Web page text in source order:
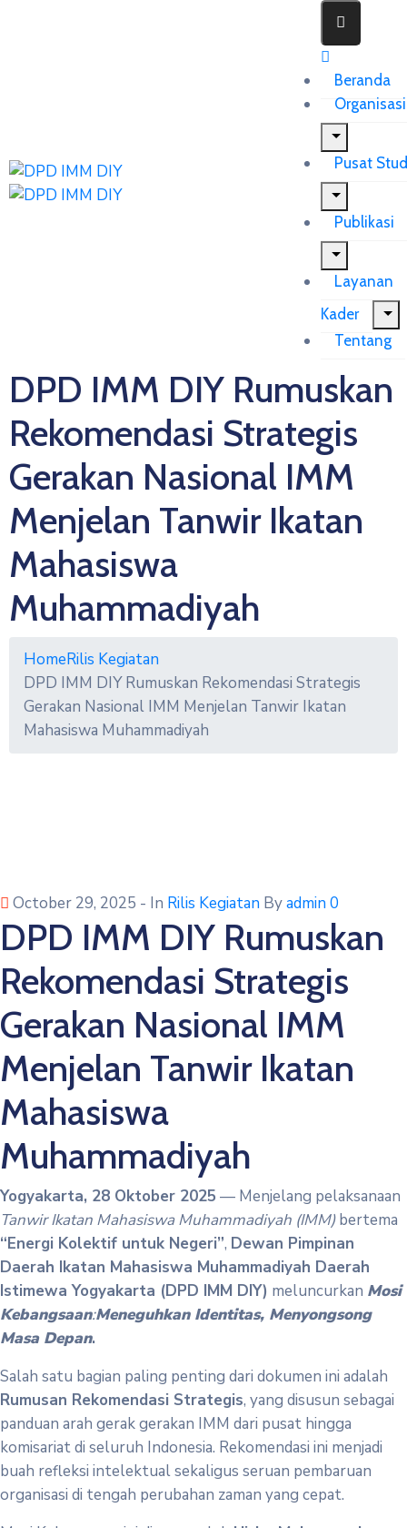
Beranda
Organisasi
Pusat
Publikasi
Layanan
Kader
Tentang
DPD IMM DIY Rumuskan
Rekomendasi Strategis
Gerakan Nasional IMM
Menjelan Tanwir Ikatan
Mahasiswa
Muhammadiyah
HomeRilis Kegiatan
DPD IMM DIY Rumuskan Rekomendasi Strategis
Gerakan Nasional IMM Menjelan Tanwir Ikatan
Mahasiswa Muhammadiyah
October 29, 2025 - In Rilis Kegiatan Byadmin0
DPD IMM DIY Rumuskan
Rekomendasi Strategis
Gerakan Nasional IMM
Menjelan Tanwir Ikatan
Mahasiswa
Muhammadiyah
Yogyakarta, 28 Oktober 2025 — Menjelang pelaksanaan
Tanwir Ikatan Mahasiswa Muhammadiyah (IMM)bertema
“Energi Kolektif untuk Negeri”, Dewan Pimpinan
Daerah Ikatan Mahasiswa Muhammadiyah Daerah
Istimewa Yogyakarta (DPD IMM DIY) meluncurkan Mosi
Kebangsaan:Meneguhkan Identitas, Menyongsong
Masa Depan.
Salah satu bagian paling penting dari dokumen ini adalah
Rumusan Rekomendasi Strategis, yang disusun sebagai
panduan arah gerak gerakan IMM dari pusat hingga
komisariat di seluruh Indonesia. Rekomendasi ini menjadi
buah refleksi intelektual sekaligus seruan pembaruan
organisasi di tengah perubahan zaman yang cepat.